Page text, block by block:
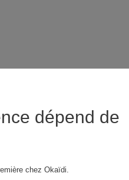
dépend de
chez Okaïdi.